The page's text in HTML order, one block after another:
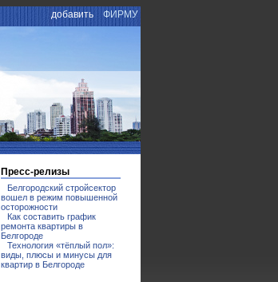
добавить ФИРМУ
Пресс-релизы
Белгородский стройсектор
вошел в режим повышенной
осторожности
Как составить график
ремонта квартиры в
Белгороде
Технология «тёплый пол»:
виды, плюсы и минусы для
квартир в Белгороде